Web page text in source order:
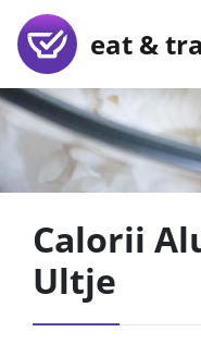
eat &
Calorii
Ultje